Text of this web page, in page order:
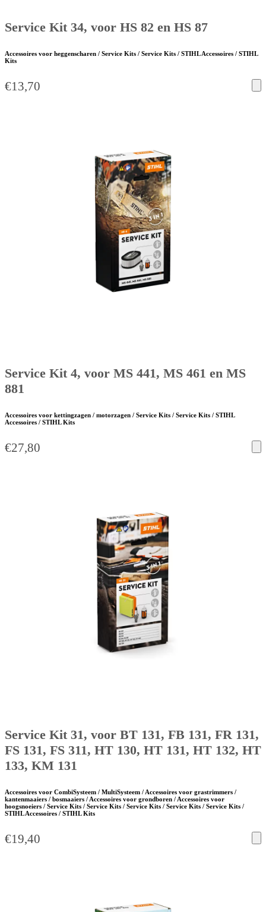
Service Kit 34, voor HS 82 en HS 87
Accessoires voor heggenscharen / Service Kits / Service Kits / STIHL Accessoires / STIHL
Kits
€13,70
Service Kit 4, voor MS 441, MS 461 en MS
881
Accessoires voor kettingzagen / motorzagen / Service Kits / Service Kits / STIHL
Accessoires / STIHL Kits
€27,80
Service Kit 31, voor BT 131, FB 131, FR 131,
FS 131, FS 311, HT 130, HT 131, HT 132, HT
133, KM 131
Accessoires voor CombiSysteem / MultiSysteem / Accessoires voor grastrimmers /
kantenmaaiers / bosmaaiers / Accessoires voor grondboren / Accessoires voor
hoogsnoeiers / Service Kits / Service Kits / Service Kits / Service Kits / Service Kits /
STIHL Accessoires / STIHL Kits
€19,40